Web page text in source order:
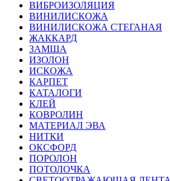
ВИБРОИЗОЛЯЦИЯ
ВИНИЛИСКОЖА
ВИНИЛИСКОЖА СТЕГАНАЯ
ЖАККАРД
ЗАМША
ИЗОЛОН
ИСКОЖА
КАРПЕТ
КАТАЛОГИ
КЛЕЙ
КОВРОЛИН
МАТЕРИАЛ ЭВА
НИТКИ
ОКСФОРД
ПОРОЛОН
ПОТОЛОЧКА